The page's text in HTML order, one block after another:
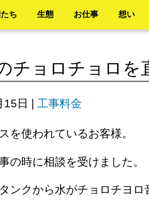
ち 生態 お仕事 想い
チョロチョロを
日 工事料金
を使われているお客様。
の時に相談を受けました。
ンクから水がチョロチヨロ